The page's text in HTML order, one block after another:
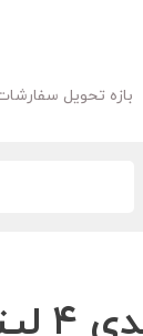
بازه تحویل